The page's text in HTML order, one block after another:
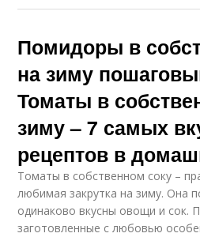
Помидоры в
на зиму
Томаты в
зиму – 7 самых
рецептов в
Томаты в собственном соку –
любимая закрутка на зиму. Она
одинаково вкусны овощи и сок.
заготовленные с любовью